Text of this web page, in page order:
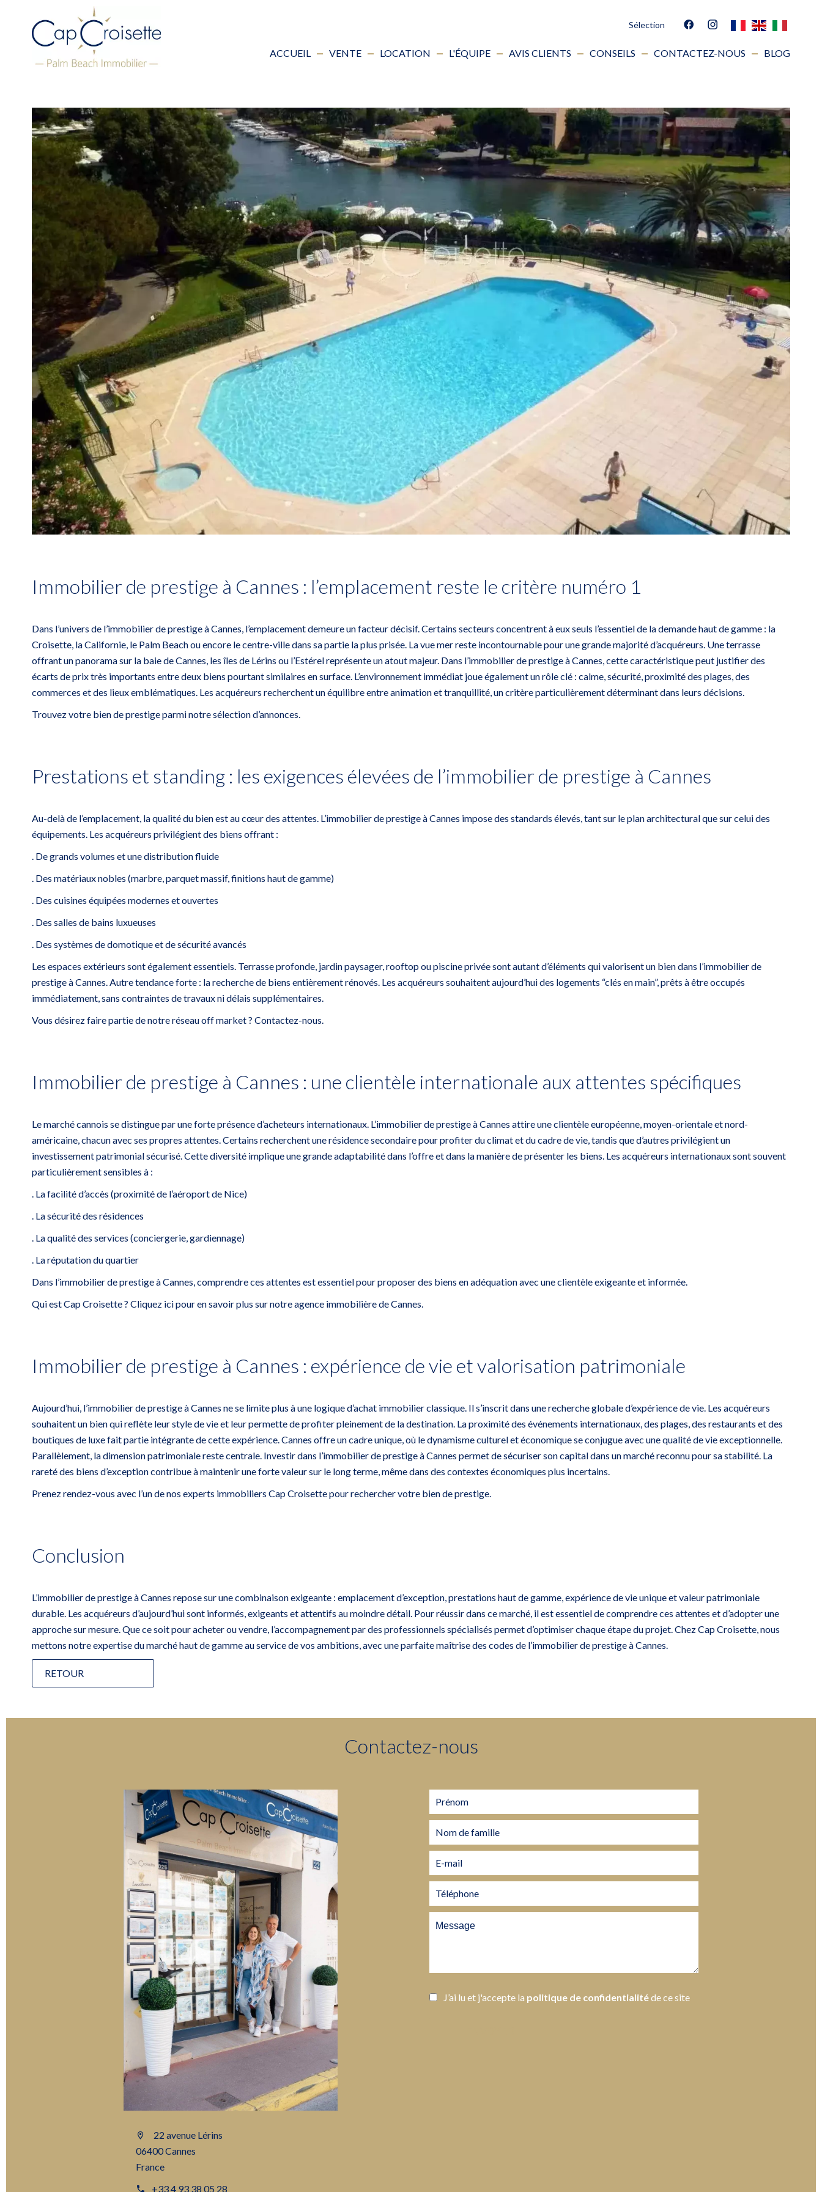
Sélection
ACCUEIL VENTE LOCATION L'ÉQUIPE AVIS CLIENTS CONSEILS CONTACTEZ-NOUS BLOG
Immobilier de prestige à Cannes : l’emplacement reste le critère numéro 1
Dans l’univers de l’immobilier de prestige àCannes , l’emplacement demeure un facteur décisif. Certains secteurs concentrent à eux seuls l’essentiel de la demande haut de gamme : la
Croisette, la Californie, le Palm Beach ou encore le centre-ville dans sa partie la plus prisée. La vue mer reste incontournable pour une grande majorité d’acquéreurs. Une terrasse
offrant un panorama sur la baie de Cannes, les îles de Lérins ou l’Estérel représente un atout majeur. Dans l’immobilier de prestige à Cannes, cette caractéristique peut justifier des
écarts de prix très importants entre deux biens pourtant similaires en surface. L’environnement immédiat joue également un rôle clé : calme, sécurité, proximité des plages, des
commerces et des lieux emblématiques. Les acquéreurs recherchent un équilibre entre animation et tranquillité, un critère particulièrement déterminant dans leurs décisions.
Trouvez votre bien de prestige parmi notre sélection d’annonces
Prestations et standing : les exigences élevées de l’immobilier de prestige à Cannes
Au-delà de l’emplacement, la qualité du bien est au cœur des attentes. L’immobilier de prestige à Cannes impose des standards élevés, tant sur le plan architectural que sur celui des
équipements. Les acquéreurs privilégient des biens offrant :
. De grands volumes et une distribution fluide
. Des matériaux nobles (marbre, parquet massif, finitions haut de gamme)
. Des cuisines équipées modernes et ouvertes
. Des salles de bains luxueuses
. Des systèmes de domotique et de sécurité avancés
Les espaces extérieurs sont également essentiels. Terrasse profonde, jardin paysager, rooftop ou piscine privée sont autant d’éléments qui valorisent un bien dans l’immobilier de
prestige à Cannes. Autre tendance forte : la recherche de biens entièrement rénovés. Les acquéreurs souhaitent aujourd’hui des logements “clés en main”, prêts à être occupés
immédiatement, sans contraintes de travaux ni délais supplémentaires.
Vous désirez faire partie de notre réseau off market ? Contactez-nous
Immobilier de prestige à Cannes : une clientèle internationale aux attentes spécifiques
Le marché cannois se distingue par une forte présence d’acheteurs internationaux. L’immobilier de prestige à Cannes attire une clientèle européenne, moyen-orientale et nord-
américaine, chacun avec ses propres attentes. Certains recherchent une résidence secondaire pour profiter du climat et du cadre de vie, tandis que d’autres privilégient un
investissement patrimonial sécurisé. Cette diversité implique une grande adaptabilité dans l’offre et dans la manière de présenter les biens. Les acquéreurs internationaux sont souvent
particulièrement sensibles à :
. La facilité d’accès (proximité de l’aéroport de Nice)
. La sécurité des résidences
. La qualité des services (conciergerie, gardiennage)
. La réputation du quartier
Dans l’immobilier de prestige à Cannes, comprendre ces attentes est essentiel pour proposer des biens en adéquation avec une clientèle exigeante et informée.
Qui est Cap Croisette ? Cliquez ici pour en savoir plus sur notre agence immobilière de Cannes
Immobilier de prestige à Cannes : expérience de vie et valorisation patrimoniale
Aujourd’hui, l’immobilier de prestige à Cannes ne se limite plus à une logique d’achat immobilier classique. Il s’inscrit dans une recherche globale d’expérience de vie. Les acquéreurs
souhaitent un bien qui reflète leur style de vie et leur permette de profiter pleinement de la destination. La proximité des événements internationaux, des plages, des restaurants et des
boutiques de luxe fait partie intégrante de cette expérience. Cannes offre un cadre unique, où le dynamisme culturel et économique se conjugue avec une qualité de vie exceptionnelle.
Parallèlement, la dimension patrimoniale reste centrale. Investir dans l’immobilier de prestige à Cannes permet de sécuriser son capital dans un marché reconnu pour sa stabilité. La
rareté des biens d’exception contribue à maintenir une forte valeur sur le long terme, même dans des contextes économiques plus incertains.
Prenez rendez-vous avec l’un de nos experts immobiliers Cap Croisette pour rechercher votre bien de prestige
Conclusion
L’immobilier de prestige à Cannes repose sur une combinaison exigeante : emplacement d’exception, prestations haut de gamme, expérience de vie unique et valeur patrimoniale
durable. Les acquéreurs d’aujourd’hui sont informés, exigeants et attentifs au moindre détail. Pour réussir dans ce marché, il est essentiel de comprendre ces attentes et d’adopter une
approche sur mesure. Que ce soit pour acheter ou vendre, l’accompagnement par des professionnels spécialisés permet d’optimiser chaque étape du projet. ChezCap Croisette , nous
mettons notre expertise du marché haut de gamme au service de vos ambitions, avec une parfaite maîtrise des codes de l’immobilier de prestige à Cannes.
RETOUR
Contactez-nous
22 avenue Lérins
06400 Cannes
France
+33 4 93 38 05 28
J’ai lu et j'accepte la politique de confidentialitéde ce site